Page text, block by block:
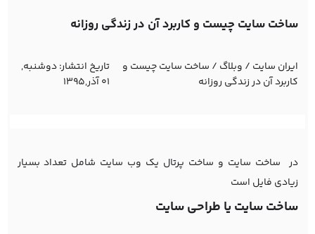
ساخت سایت چیست و کاربرد آن در زندگی روزانه
ایران سایت / وبلاگ / ساخت سایت چیست و
کاربرد آن در زندگی روزانه
تاریخ انتشار:دوشنبه,
01 آذر,1395
در ساخت سایت و ساخت پرتال یك وب سایت شامل تعداد بسیار
زیادی فایل است
ساخت سایت یا طراحی سایت